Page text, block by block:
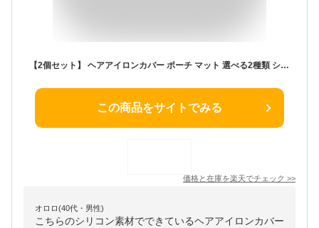
【2個セット】 ヘアアイロンカバー ポーチ マット 選べる2種類 シリコン 耐熱 200℃ 持ち運び 収納 軽い ヘア アイロン カバー ポーチ 洗面台 ヘアアイロン収納 ヘアアイロン ケース こて コテ入れ 火傷 焦げ やけど 防止 ヘアアイロンマット ヘアアイロンケース ホルダー
この商品をサイトでみる
価格と在庫を楽天でチェック >>
オロロ(40代・男性)
こちらのシリコン素材でできているヘアアイロンカバー